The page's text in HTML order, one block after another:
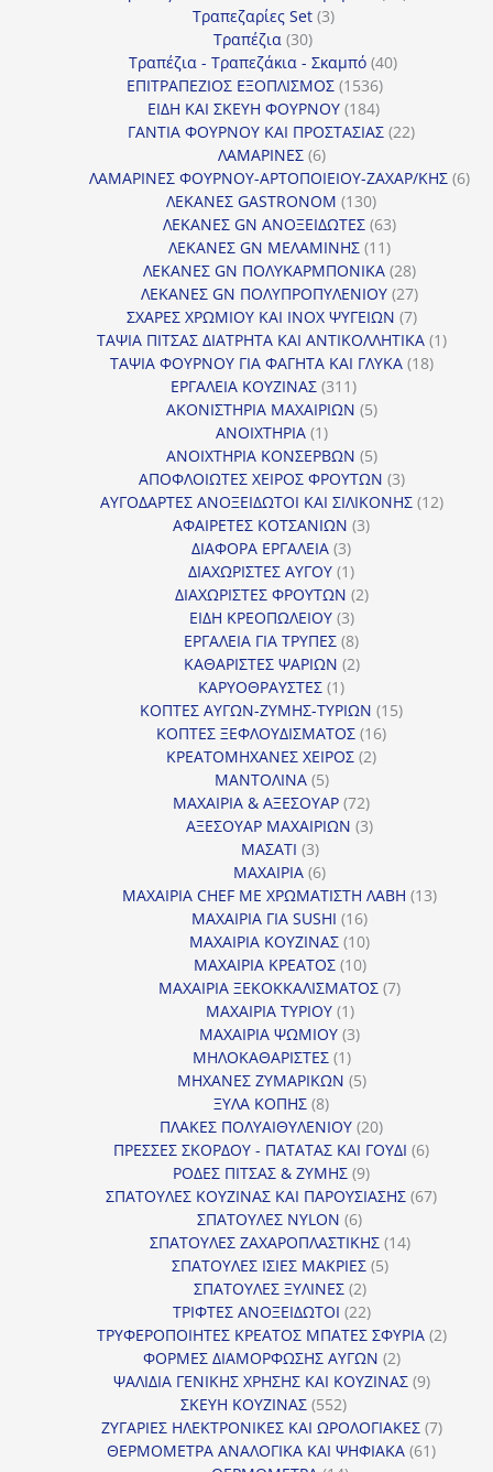
Τραπεζαρίες Set 33
Τραπέζια 3030
προϊόντα
Τραπέζια - Τραπεζάκια - Σκαμπό 4040
ΕΠΙΤΡΑΠΕΖΙΟΣ ΕΞΟΠΛΙΣΜΟΣ 15361536
προϊόντα
ΕΙΔΗ ΚΑΙ ΣΚΕΥΗ ΦΟΥΡΝΟΥ 184184
προϊόντα
ΓΑΝΤΙΑ ΦΟΥΡΝΟΥ ΚΑΙ ΠΡΟΣΤΑΣΙΑΣ 2222
ΛΑΜΑΡΙΝΕΣ 66
προϊόντα
ΛΑΜΑΡΙΝΕΣ ΦΟΥΡΝΟΥ-ΑΡΤΟΠΟΙΕΙΟΥ-ΖΑΧΑΡ/ΚΗΣ 66
ΛΕΚΑΝΕΣ GASTRONOM 130130
προϊόντα
ΛΕΚΑΝΕΣ GN ΑΝΟΞΕΙΔΩΤΕΣ 6363
ΛΕΚΑΝΕΣ GN ΜΕΛΑΜΙΝΗΣ 1111
προϊόντα
ΛΕΚΑΝΕΣ GN ΠΟΛΥΚΑΡΜΠΟΝΙΚΑ 2828
προϊόντα
ΛΕΚΑΝΕΣ GN ΠΟΛΥΠΡΟΠΥΛΕΝΙΟΥ 2727
προϊόντα
ΣΧΑΡΕΣ ΧΡΩΜΙΟΥ ΚΑΙ INOX ΨΥΓΕΙΩΝ 77
προϊόντα
ΤΑΨΙΑ ΠΙΤΣΑΣ ΔΙΑΤΡΗΤΑ ΚΑΙ ΑΝΤΙΚΟΛΛΗΤΙΚΑ 11
ΤΑΨΙΑ ΦΟΥΡΝΟΥ ΓΙΑ ΦΑΓΗΤΑ ΚΑΙ ΓΛΥΚΑ 1818
ΕΡΓΑΛΕΙΑ ΚΟΥΖΙΝΑΣ 311311
προϊόντα
ΑΚΟΝΙΣΤΗΡΙΑ ΜΑΧΑΙΡΙΩΝ 55
ΑΝΟΙΧΤΗΡΙΑ 11
προϊόν
ΑΝΟΙΧΤΗΡΙΑ ΚΟΝΣΕΡΒΩΝ 55
προϊόντα
ΑΠΟΦΛΟΙΩΤΕΣ ΧΕΙΡΟΣ ΦΡΟΥΤΩΝ 33
προϊόντα
ΑΥΓΟΔΑΡΤΕΣ ΑΝΟΞΕΙΔΩΤΟΙ ΚΑΙ ΣΙΛΙΚΟΝΗΣ 1212
ΑΦΑΙΡΕΤΕΣ ΚΟΤΣΑΝΙΩΝ 33
ΔΙΑΦΟΡΑ ΕΡΓΑΛΕΙΑ 33
προϊόντα
ΔΙΑΧΩΡΙΣΤΕΣ ΑΥΓΟΥ 11
προϊόν
ΔΙΑΧΩΡΙΣΤΕΣ ΦΡΟΥΤΩΝ 22
ΕΙΔΗ ΚΡΕΟΠΩΛΕΙΟΥ 33
προϊόντα
ΕΡΓΑΛΕΙΑ ΓΙΑ ΤΡΥΠΕΣ 88
προϊόντα
ΚΑΘΑΡΙΣΤΕΣ ΨΑΡΙΩΝ 22
ΚΑΡΥΟΘΡΑΥΣΤΕΣ 11
προϊόν
ΚΟΠΤΕΣ ΑΥΓΩΝ-ΖΥΜΗΣ-ΤΥΡΙΩΝ 1515
ΚΟΠΤΕΣ ΞΕΦΛΟΥΔΙΣΜΑΤΟΣ 1616
ΚΡΕΑΤΟΜΗΧΑΝΕΣ ΧΕΙΡΟΣ 22
ΜΑΝΤΟΛΙΝΑ 55
προϊόντα
ΜΑΧΑΙΡΙΑ & ΑΞΕΣΟΥΑΡ 7272
προϊόντα
ΑΞΕΣΟΥΑΡ ΜΑΧΑΙΡΙΩΝ 33
ΜΑΣΑΤΙ 33
προϊόντα
ΜΑΧΑΙΡΙΑ 66
προϊόντα
ΜΑΧΑΙΡΙΑ CHEF ΜΕ ΧΡΩΜΑΤΙΣΤΗ ΛΑΒΗ 1313
ΜΑΧΑΙΡΙΑ ΓΙΑ SUSHI 1616
προϊόντα
ΜΑΧΑΙΡΙΑ ΚΟΥΖΙΝΑΣ 1010
προϊόντα
ΜΑΧΑΙΡΙΑ ΚΡΕΑΤΟΣ 1010
προϊόντα
ΜΑΧΑΙΡΙΑ ΞΕΚΟΚΚΑΛΙΣΜΑΤΟΣ 77
ΜΑΧΑΙΡΙΑ ΤΥΡΙΟΥ 11
προϊόν
ΜΑΧΑΙΡΙΑ ΨΩΜΙΟΥ 33
ΜΗΛΟΚΑΘΑΡΙΣΤΕΣ 11
προϊόν
ΜΗΧΑΝΕΣ ΖΥΜΑΡΙΚΩΝ 55
ΞΥΛΑ ΚΟΠΗΣ 88
προϊόντα
ΠΛΑΚΕΣ ΠΟΛΥΑΙΘΥΛΕΝΙΟΥ 2020
προϊόντα
ΠΡΕΣΣΕΣ ΣΚΟΡΔΟΥ - ΠΑΤΑΤΑΣ ΚΑΙ ΓΟΥΔΙ 66
ΡΟΔΕΣ ΠΙΤΣΑΣ & ΖΥΜΗΣ 99
προϊόντα
ΣΠΑΤΟΥΛΕΣ ΚΟΥΖΙΝΑΣ ΚΑΙ ΠΑΡΟΥΣΙΑΣΗΣ 6767
ΣΠΑΤΟΥΛΕΣ NYLON 66
προϊόντα
ΣΠΑΤΟΥΛΕΣ ΖΑΧΑΡΟΠΛΑΣΤΙΚΗΣ 1414
ΣΠΑΤΟΥΛΕΣ ΙΣΙΕΣ ΜΑΚΡΙΕΣ 55
ΣΠΑΤΟΥΛΕΣ ΞΥΛΙΝΕΣ 22
προϊόντα
ΤΡΙΦΤΕΣ ΑΝΟΞΕΙΔΩΤΟΙ 2222
προϊόντα
ΤΡΥΦΕΡΟΠΟΙΗΤΕΣ ΚΡΕΑΤΟΣ ΜΠΑΤΕΣ ΣΦΥΡΙΑ 22
ΦΟΡΜΕΣ ΔΙΑΜΟΡΦΩΣΗΣ ΑΥΓΩΝ 22
προϊόντα
ΨΑΛΙΔΙΑ ΓΕΝΙΚΗΣ ΧΡΗΣΗΣ ΚΑΙ ΚΟΥΖΙΝΑΣ 99
ΣΚΕΥΗ ΚΟΥΖΙΝΑΣ 552552
προϊόντα
ΖΥΓΑΡΙΕΣ ΗΛΕΚΤΡΟΝΙΚΕΣ ΚΑΙ ΩΡΟΛΟΓΙΑΚΕΣ 77
ΘΕΡΜΟΜΕΤΡΑ ΑΝΑΛΟΓΙΚΑ ΚΑΙ ΨΗΦΙΑΚΑ 6161